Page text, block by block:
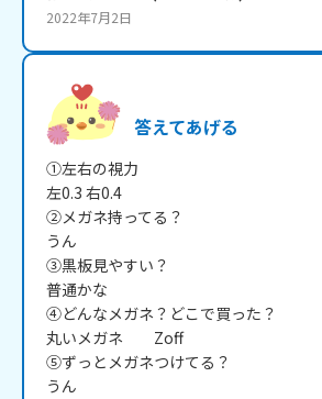
2022年7月2日
答えてあげる
①左右の視力
左0.3 右0.4
②メガネ持ってる？
うん
③黒板見やすい？
普通かな
④どんなメガネ？どこで買った？
丸いメガネ　　Zoff
⑤ずっとメガネつけてる？
うん